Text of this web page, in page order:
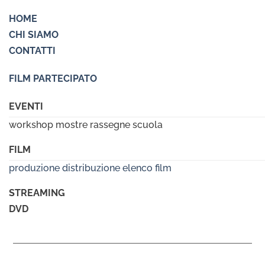
HOME
CHI SIAMO
CONTATTI
FILM PARTECIPATO
EVENTI
workshop mostre rassegne scuola
FILM
produzione distribuzione elenco film
STREAMING
DVD